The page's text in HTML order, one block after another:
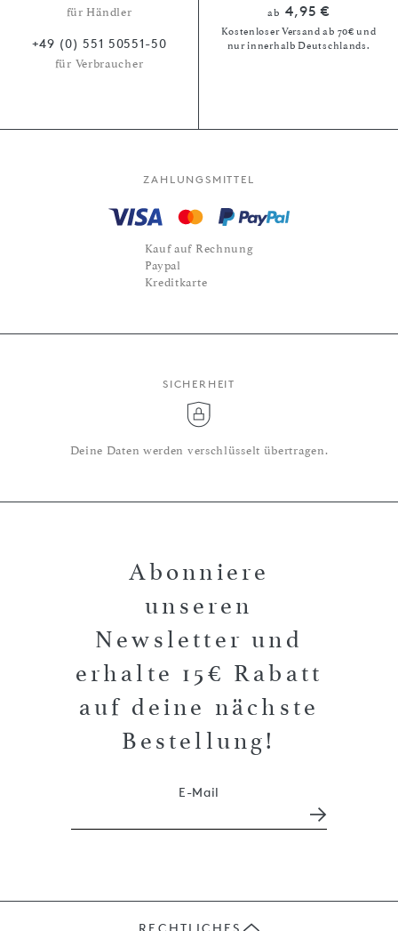
für Händler
+49 (0) 551 50551-50
für Verbraucher
ab 4,95 €
Kostenloser Versand ab 70€ und
nur innerhalb Deutschlands.
ZAHLUNGSMITTEL
Kauf auf Rechnung
Paypal
Kreditkarte
SICHERHEIT
Deine Daten werden verschlüsselt übertragen.
Abonniere
unseren
Newsletter und
erhalte 15€ Rabatt
auf deine nächste
Bestellung!
E-Mail
RECHTLICHES